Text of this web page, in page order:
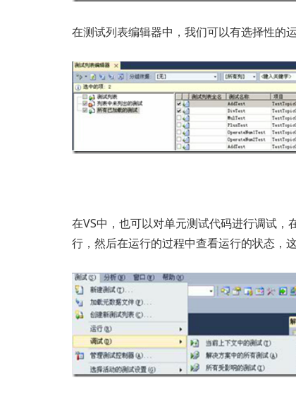
在测试列表编辑器中，我们可以有选择性的
在VS中，也可以对单元测试代码进行调试
行，然后在运行的过程中查看运行的状态，